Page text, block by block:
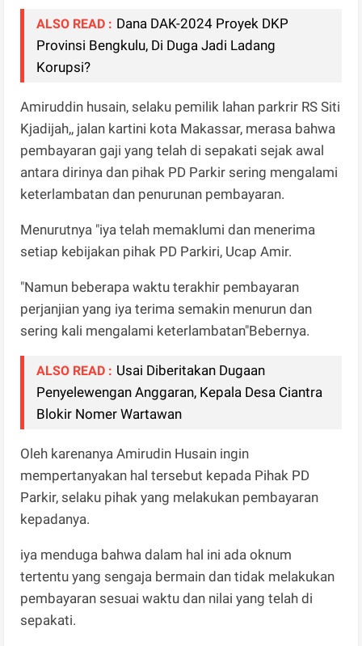
ALSO READ : Dana DAK-2024 Proyek DKP
Provinsi Bengkulu, Di Duga Jadi Ladang
Korupsi?
Amiruddin husain, selaku pemilik lahan parkrir RS Siti
Kjadijah,, jalan kartini kota Makassar, merasa bahwa
pembayaran gaji yang telah di sepakati sejak awal
antara dirinya dan pihak PD Parkir sering mengalami
keterlambatan dan penurunan pembayaran.
Menurutnya "iya telah memaklumi dan menerima
setiap kebijakan pihak PD Parkiri, Ucap Amir.
"Namun beberapa waktu terakhir pembayaran
perjanjian yang iya terima semakin menurun dan
sering kali mengalami keterlambatan"Bebernya.
ALSO READ : Usai Diberitakan Dugaan
Penyelewengan Anggaran, Kepala Desa Ciantra
Blokir Nomer Wartawan
Oleh karenanya Amirudin Husain ingin
mempertanyakan hal tersebut kepada Pihak PD
Parkir, selaku pihak yang melakukan pembayaran
kepadanya.
iya menduga bahwa dalam hal ini ada oknum
tertentu yang sengaja bermain dan tidak melakukan
pembayaran sesuai waktu dan nilai yang telah di
sepakati.